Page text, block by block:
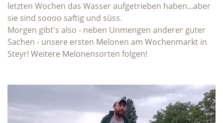
letzten Wochen das Wasser aufgetrieben haben...aber
sie sind soooo saftig und süss.
Morgen gibt's also - neben Unmengen anderer guter
Sachen - unsere ersten Melonen am Wochenmarkt in
Steyr! Weitere Melonensorten folgen!